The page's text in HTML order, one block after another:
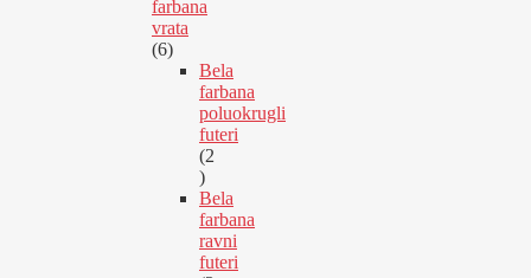
farbana
vrata
66
proizvoda
Bela
farbana
poluokrugli
futeri
2
2
proizvoda
Bela
farbana
ravni
futeri